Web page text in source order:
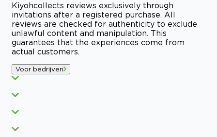
Kiyohcollects reviews exclusively through
invitations after a registered purchase. All
reviews are checked for authenticity to exclude
unlawful content and manipulation. This
guarantees that the experiences come from
actual customers.
Voor bedrijven